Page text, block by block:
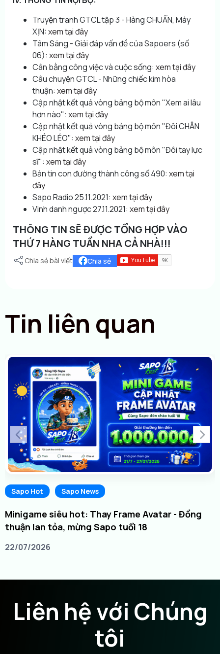
Truyện tranh GTCL tập 3 - Hàng CHUẨN, Máy
XỊN:xem tại đây
Tâm Sáng - Giải đáp vấn đề của Sapoers (số
06): xem tại đây
Cân bằng công việc và cuộc sống: xem tại đây
Câu chuyện GTCL - Những chiếc kim hòa
thuận: xem tại đây
Cập nhật kết quả vòng bảng bộ môn "Xem ai lâu
hơn nào": xem tại đây
Cập nhật kết quả vòng bảng bộ môn "Đôi CHÂN
KHÉO LÉO": xem tại đây
Cập nhật kết quả vòng bảng bộ môn "Đôi tay lực
sĩ": xem tại đây
Bản tin con đường thành công số 490: xem tại
đây
Sapo Radio 25.11.2021: xem tại đây
Vinh danh ngược 27.11.2021: xem tại đây
THÔNG TIN SẼ ĐƯỢC TỔNG HỢP VÀO
THỨ 7 HÀNG TUẦN NHA CẢ NHÀ!!!
Chia sẻ bài viết Chia sẻ
Tin liên quan
Sapo Hot Sapo News
Minigame siêu hot: Thay Frame Avatar - Đồng
thuận lan tỏa, mừng Sapo tuổi 18
22/07/2026
Liên hệ với Chúng
tôi